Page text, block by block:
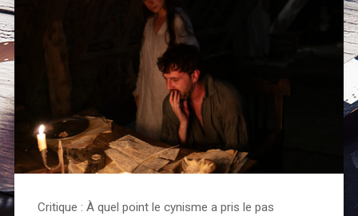
Critique : À quel point le cynisme a pris le pas